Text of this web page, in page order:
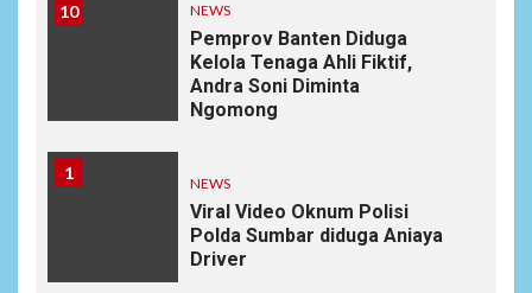
10 NEWS
Pemprov Banten Diduga
Kelola Tenaga Ahli Fiktif,
Andra Soni Diminta
Ngomong
1
NEWS
Viral Video Oknum Polisi
Polda Sumbar diduga Aniaya
Driver